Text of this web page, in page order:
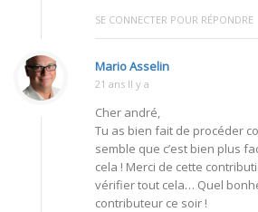
SE CONNECTER POUR RÉPONDRE
Mario Asselin
21 ans Il y a
Cher andré,
Tu as bien fait de procéder
semble que c’est bien plus
cela ! Merci de cette
vérifier tout cela… Quel
contributeur ce soir !